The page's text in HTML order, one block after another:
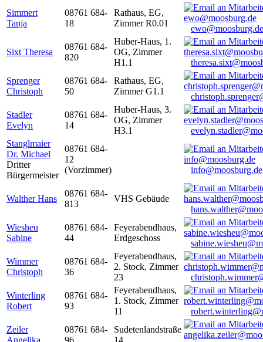
Simmert
Tanja
08761 684-
18
Rathaus, EG,
Zimmer R0.01
ewo@moosburg.de
Sixt Theresa
08761 684-
820
Huber-Haus, 1.
OG, Zimmer
H1.1
Sprenger
Christoph
08761 684-
50
Rathaus, EG,
Zimmer G1.1
Stadler
Evelyn
08761 684-
14
Huber-Haus, 3.
OG, Zimmer
H3.1
Stanglmaier
Dr. Michael
Dritter
Bürgermeister
08761 684-
12
(Vorzimmer)
info@moosburg.de
Walther Hans
08761 684-
813
VHS Gebäude
Wiesheu
Sabine
08761 684-
44
Feyerabendhaus,
Erdgeschoss
Wimmer
Christoph
08761 684-
36
Feyerabendhaus,
2. Stock, Zimmer
23
Winterling
Robert
08761 684-
93
Feyerabendhaus,
1. Stock, Zimmer
11
Zeiler
Angelika
08761 684-
96
Sudetenlandstraße
14